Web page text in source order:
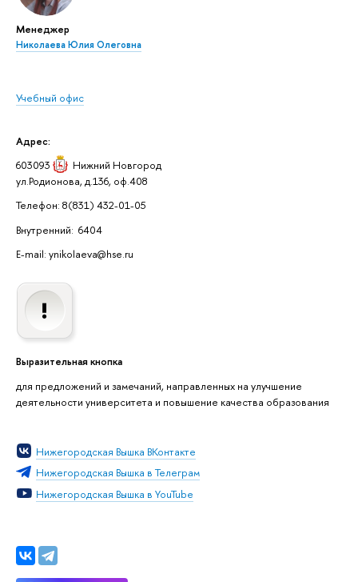
Менеджер
Николаева Юлия Олеговна
Учебный офис
Адрес:
603093
Нижний Новгород
ул.Родионова, д.136, оф.408
Телефон: 8(831) 432-01-05
Внутренний: 6404
E-mail: ynikolaeva@hse.ru
Выразительная кнопка
для предложений и замечаний, направленных на улучшение
деятельности университета и повышение качества образования
Нижегородская Вышка ВКонтакте
Нижегородская Вышка в Телеграм
Нижегородская Вышка в YouTube